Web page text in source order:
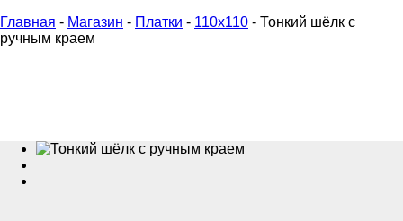
Главная - Магазин - Платки - 110x110 - Тонкий шёлк с
ручным краем